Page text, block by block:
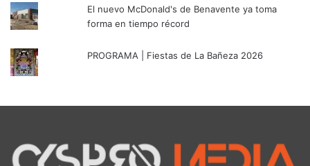
El nuevo McDonald's de Benavente ya toma
forma en tiempo récord
PROGRAMA | Fiestas de La Bañeza 2026